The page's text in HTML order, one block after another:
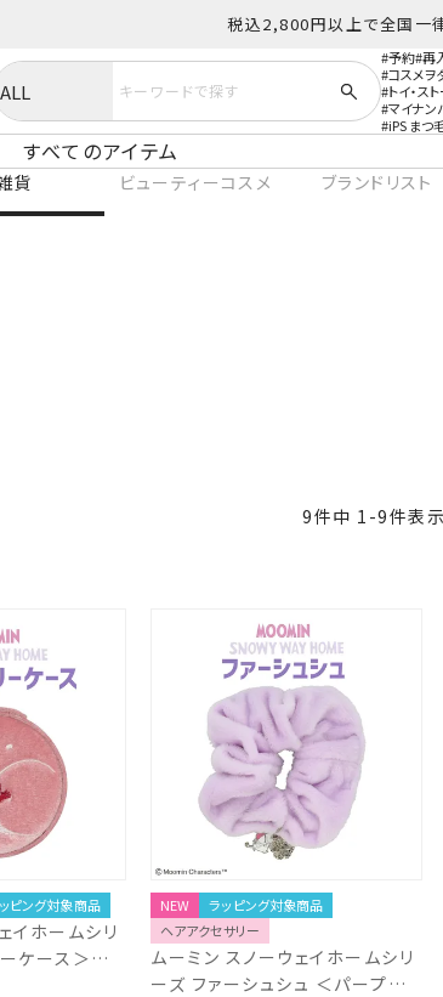
税込2,800円以上で全国一
予約 再
コスメヲ
トイ・ス
マイナン
iPS まつ
すべてのアイテム
貨 ビューティーコスメ ブランドリスト
9件中 1 -9件表示
ピング対象商品
イホームシリ
ケース＞
NEW
ラッピング対象商品
ヘアアクセサリー
ムーミン スノーウェイホームシリ
ーズ ファーシュシュ ＜パープル